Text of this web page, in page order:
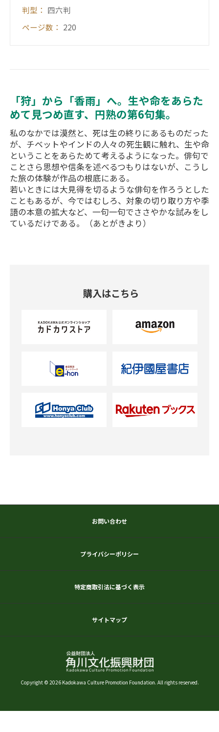
判型： 四六判
ページ数： 220
「狩」から「香雨」へ。生や命をあらた
めて見つめ直す、円熟の第6句集。
私のなかでは漠然と、死は生の終りにあるものだった
が、チベットやインドの人々の死生観に触れ、生や命
ということをあらためて考えるようになった。俳句で
ことさら思想や信条を述べるつもりはないが、こうし
た旅の体験が作品の根底にある。
若いときには大見得を切るような俳句を作ろうとした
こともあるが、今ではむしろ、対象の切り取り方や季
語の本意の拡大など、一句一句でささやかな試みをし
ているだけである。（あとがきより）
購入はこちら
お問い合わせ
プライバシーポリシー
特定商取引法に基づく表示
サイトマップ
Copyright © 2026 Kadokawa Culture Promotion Foundation. All rights reserved.